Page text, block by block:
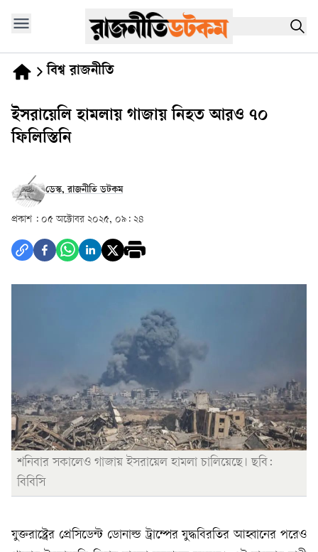
বিশ্ব রাজনীতি
ইসরায়েলি হামলায় গাজায় নিহত আরও ৭০
ফিলিস্তিনি
ডেস্ক, রাজনীতি ডটকম
প্রকাশ : ০৫ অক্টোবর ২০২৫, ০৯: ২৪
শনিবার সকালেও গাজায় ইসরায়েল হামলা চালিয়েছে। ছবি:
বিবিসি
যুক্তরাষ্ট্রের প্রেসিডেন্ট ডোনাল্ড ট্রাম্পের যুদ্ধবিরতির আহ্বানের পরেও